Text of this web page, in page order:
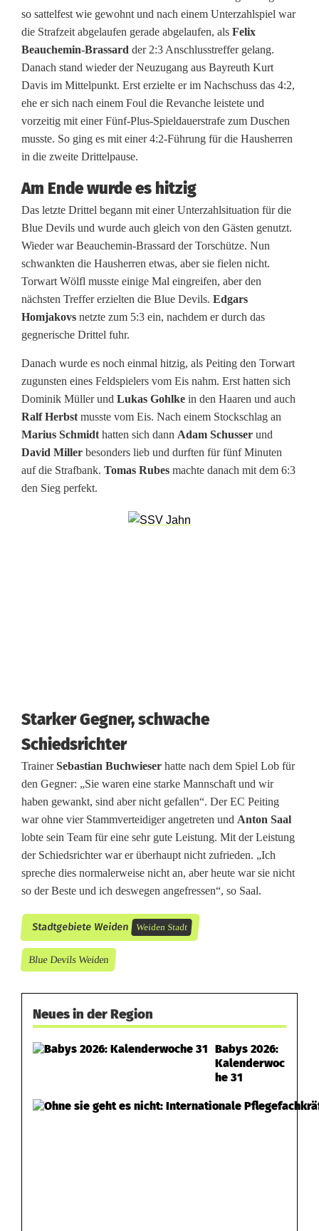
c
h
i
m
s
e
c
h
s
t
e
n
S
p
i
e
l
k
e
so sattelfest wie gewohnt und nach einem Unterzahlspiel war
die Strafzeit abgelaufen gerade abgelaufen, als Felix
Beauchemin-Brassard der 2:3 Anschlusstreffer gelang.
Danach stand wieder der Neuzugang aus Bayreuth Kurt
Davis im Mittelpunkt. Erst erzielte er im Nachschuss das 4:2,
ehe er sich nach einem Foul die Revanche leistete und
vorzeitig mit einer Fünf-Plus-Spieldauerstrafe zum Duschen
musste. So ging es mit einer 4:2-Führung für die Hausherren
in die zweite Drittelpause.
Am Ende wurde es hitzig
Das letzte Drittel begann mit einer Unterzahlsituation für die
Blue Devils und wurde auch gleich von den Gästen genutzt.
Wieder war Beauchemin-Brassard der Torschütze. Nun
schwankten die Hausherren etwas, aber sie fielen nicht.
Torwart Wölfl musste einige Mal eingreifen, aber den
nächsten Treffer erzielten die Blue Devils. Edgars
Homjakovs netzte zum 5:3 ein, nachdem er durch das
gegnerische Drittel fuhr.
Danach wurde es noch einmal hitzig, als Peiting den Torwart
zugunsten eines Feldspielers vom Eis nahm. Erst hatten sich
Dominik Müller und Lukas Gohlke in den Haaren und auch
Ralf Herbst musste vom Eis. Nach einem Stockschlag an
Marius Schmidt hatten sich dann Adam Schusser und
David Miller besonders lieb und durften für fünf Minuten
auf die Strafbank. Tomas Rubes machte danach mit dem 6:3
den Sieg perfekt.
Starker Gegner, schwache
Schiedsrichter
TrainerSebastian Buchwieser hatte nach dem Spiel Lob für
den Gegner: „Sie waren eine starke Mannschaft und wir
haben gewankt, sind aber nicht gefallen“. Der EC Peiting
war ohne vier Stammverteidiger angetreten und Anton Saal
lobte sein Team für eine sehr gute Leistung. Mit der Leistung
der Schiedsrichter war er überhaupt nicht zufrieden. „Ich
spreche dies normalerweise nicht an, aber heute war sie nicht
so der Beste und ich deswegen angefressen“, so Saal.
Stadtgebiete Weiden Weiden Stadt
Blue Devils Weiden
Neues in der Region
Babys 2026:
Kalenderwoc
he 31